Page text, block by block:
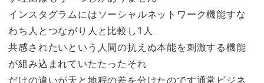
インスタグラムにはソーシャルネットワーク機能すな
わち人とつながり人と比較し1人
共感されたいという人間の抗えぬ本能を刺激する機能
が組み込まれていたたったそれ
だけの違いが天と地程の差を分けたのです通常ビジネ